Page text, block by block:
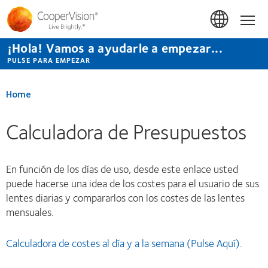
Pasar
contenido
principal
¡Hola! Vamos a ayudarle a empezar...
PULSE PARA EMPEZAR
Home
Calculadora de Presupuestos
En función de los días de uso, desde este enlace usted
puede hacerse una idea de los costes para el usuario de sus
lentes diarias y compararlos con los costes de las lentes
mensuales.
Calculadora de costes al día y a la semana (Pulse Aquí).